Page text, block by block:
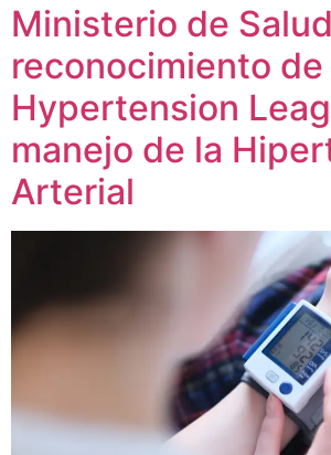
Ministerio de
reconocimiento de
Hypertension
manejo de la
Arterial